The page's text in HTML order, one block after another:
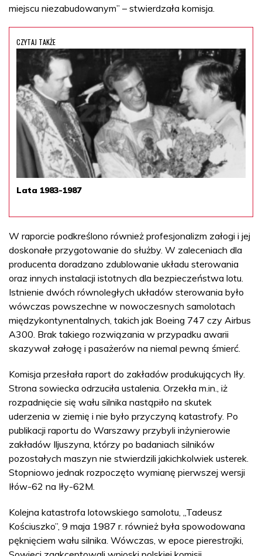
miejscu niezabudowanym” – stwierdzała komisja.
CZYTAJ TAKŻE
Lata 1983-1987
W raporcie podkreślono również profesjonalizm załogi i jej
doskonałe przygotowanie do służby. W zaleceniach dla
producenta doradzano zdublowanie układu sterowania
oraz innych instalacji istotnych dla bezpieczeństwa lotu.
Istnienie dwóch równoległych układów sterowania było
wówczas powszechne w nowoczesnych samolotach
międzykontynentalnych, takich jak Boeing 747 czy Airbus
A300. Brak takiego rozwiązania w przypadku awarii
skazywał załogę i pasażerów na niemal pewną śmierć.
Komisja przesłała raport do zakładów produkujących Iły.
Strona sowiecka odrzuciła ustalenia. Orzekła m.in., iż
rozpadnięcie się wału silnika nastąpiło na skutek
uderzenia w ziemię i nie było przyczyną katastrofy. Po
publikacji raportu do Warszawy przybyli inżynierowie
zakładów Iljuszyna, którzy po badaniach silników
pozostałych maszyn nie stwierdzili jakichkolwiek usterek.
Stopniowo jednak rozpoczęto wymianę pierwszej wersji
Iłów-62 na Iły-62M.
Kolejna katastrofa lotowskiego samolotu, „Tadeusz
Kościuszko”, 9 maja 1987 r. również była spowodowana
pęknięciem wału silnika. Wówczas, w epoce pierestrojki,